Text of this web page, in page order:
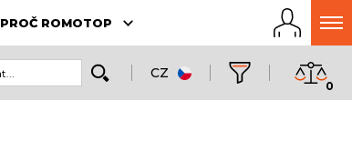
PROČ ROMOTOP
CZ
0